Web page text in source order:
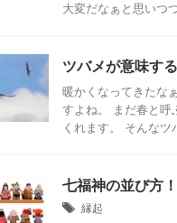
大変だなぁと思いつ
ツバメが意味す
暖かくなってきたな
すよね。 まだ春と呼
くれます。 そんな
七福神の並び方
縁起